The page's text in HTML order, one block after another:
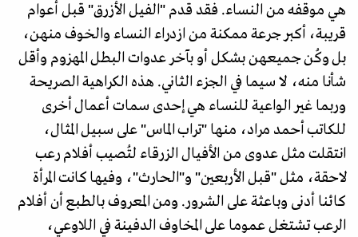
هي موقفه من النساء. فقد قدم "الفيل الأزرق" قبل أعوام
قريبة، أكبر جرعة ممكنة من ازدراء النساء والخوف منهن،
بل وكُن جميعهن بشكل أو بآخر عدوات البطل المهزوم وأقل
شأنا منه، لا سيما في الجزء الثاني. هذه الكراهية الصريحة
وربما غير الواعية للنساء هي إحدى سمات أعمال أخرى
للكاتب أحمد مراد، منها "تراب الماس" على سبيل المثال،
انتقلت مثل عدوى من الأفيال الزرقاء لتُصيب أفلام رعب
لاحقة، مثل "قبل الأربعين" و"الحارث"، وفيها كانت المرأة
كائنا أدنى وباعثة على الشرور. ومن المعروف بالطبع أن أفلام
الرعب تشتغل عموما على المخاوف الدفينة في اللاوعي،